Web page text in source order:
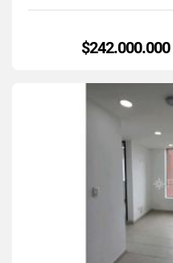
$242.000.000